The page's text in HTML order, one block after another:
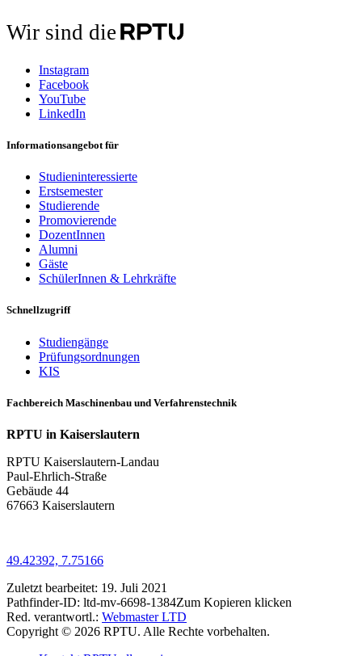
Wir sind die
Instagram
Facebook
YouTube
LinkedIn
Informationsangebot für
Studieninteressierte
Erstsemester
Studierende
Promovierende
DozentInnen
Alumni
Gäste
SchülerInnen & Lehrkräfte
Schnellzugriff
Studiengänge
Prüfungsordnungen
KIS
Fachbereich Maschinenbau und Verfahrenstechnik
RPTU in Kaiserslautern
RPTU Kaiserslautern-Landau
Paul-Ehrlich-Straße
Gebäude 44
67663 Kaiserslautern
49.42392, 7.75166
Zuletzt bearbeitet: 19. Juli 2021
Pathfinder-ID: ltd-mv-6698-1384Zum Kopieren klicken
Red. verantwortl.: Webmaster LTD
Copyright © 2026 RPTU. Alle Rechte vorbehalten.